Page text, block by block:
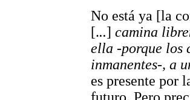
No está ya [la
[...] camina
ella -porque los
inmanentes-, a
es presente por
futuro. Pero